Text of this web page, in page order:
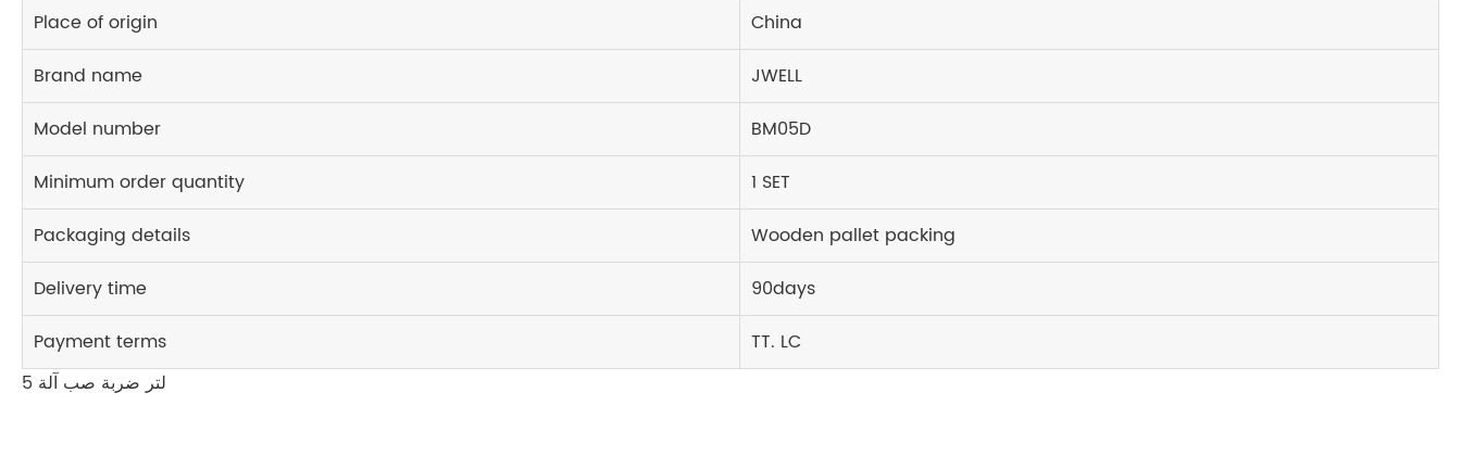
Place of origin
China
Brand name
JWELL
Model number
BM05D
Minimum order quantity
1 SET
Packaging details
Wooden pallet packing
Delivery time
90days
Payment terms
TT. LC
5 لتر ضربة صب آلة